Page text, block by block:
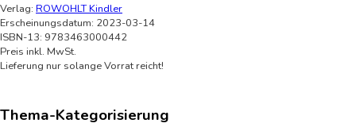
Verlag: ROWOHLT Kindler
Erscheinungsdatum: 2023-03-14
ISBN-13: 9783463000442
Preis inkl. MwSt.
Lieferung nur solange Vorrat reicht!
Thema-Kategorisierung